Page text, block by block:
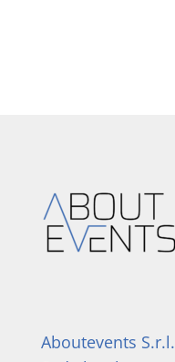
Aboutevents S.r.l.